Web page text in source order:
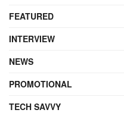
FEATURED
INTERVIEW
NEWS
PROMOTIONAL
TECH SAVVY